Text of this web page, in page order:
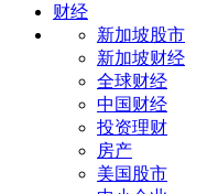
财经
新加坡股市
新加坡财经
全球财经
中国财经
投资理财
房产
美国股市